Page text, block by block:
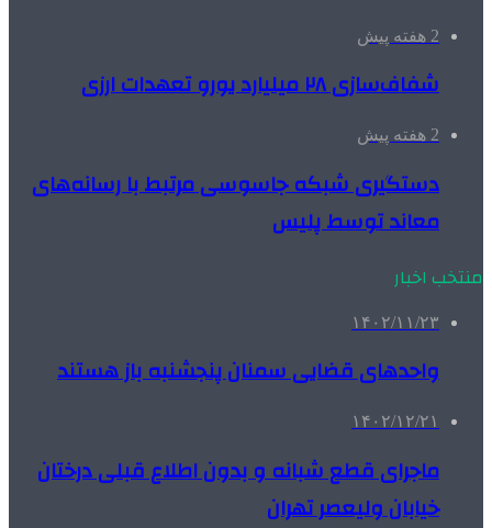
2 هفته پیش
شفاف‌سازی ۲۸ میلیارد یورو تعهدات ارزی
2 هفته پیش
دستگیری شبکه جاسوسی مرتبط با رسانه‌های
معاند توسط پلیس
منتخب اخبار
۱۴۰۲/۱۱/۲۳
واحدهای قضایی سمنان پنجشنبه باز هستند
۱۴۰۲/۱۲/۲۱
ماجرای قطع شبانه و بدون اطلاع قبلی درختان
خیابان ولیعصر تهران